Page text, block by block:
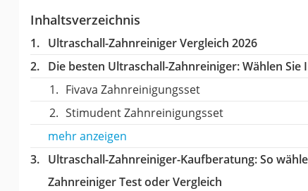
Inhaltsverzeichnis
Ultraschall-Zahnreiniger Vergleich 2026
Die besten Ultraschall-Zahnreiniger:Wählen Sie
Fivava Zahnreinigungsset
Stimudent Zahnreinigungsset
mehr anzeigen
Ultraschall-Zahnreiniger-Kaufberatung: So
Zahnreiniger Test oder Vergleich